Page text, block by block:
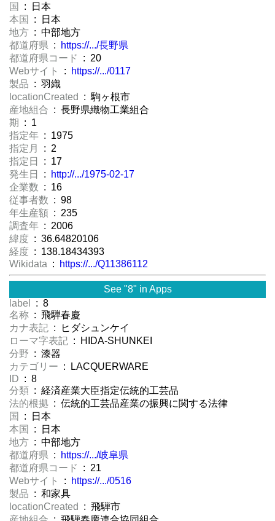
国
: 日本
本国
: 日本
地方 : 中部地方
都道府県 :
https://.../長野県
都道府県コード
: 20
Webサイト
:
https://.../0117
製品 : 羽織
locationCreated
: 駒ヶ根市
産地組合 : 長野県織物工業組合
期
: 1
指定年 : 1975
指定月
: 2
指定日
: 17
発生日
:
http://.../1975-02-17
企業数 : 16
従事者数 : 98
年生産額 : 235
調査年 : 2006
緯度 : 36.64820106
経度 : 138.18434393
Wikidata : https://.../Q11386112
See "8" in Apps
label
: 8
名称 : 飛騨春慶
カナ表記 : ヒダシュンケイ
ローマ字表記 : HIDA-SHUNKEI
分野 : 漆器
カテゴリー : LACQUERWARE
ID : 8
分類 : 経済産業大臣指定伝統的工芸品
法的根拠 : 伝統的工芸品産業の振興に関する法律
国
: 日本
本国
: 日本
地方 : 中部地方
都道府県 :
https://.../岐阜県
都道府県コード
: 21
Webサイト
:
https://.../0516
製品 : 和家具
locationCreated
: 飛騨市